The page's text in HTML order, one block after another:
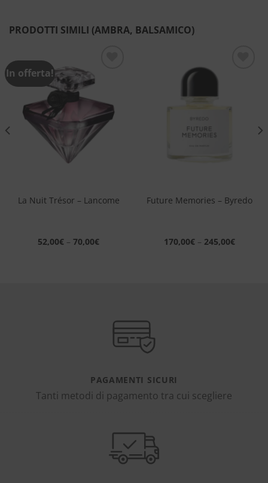
PRODOTTI SIMILI (AMBRA, BALSAMICO)
In offerta!
Aggiungi
dei
desideri
La Nuit Trésor – Lancome
52,00€ – 70,00€
desideri
Future Memories – Byredo
170,00€ – 245,00€
PAGAMENTI SICURI
Tanti metodi di pagamento tra cui scegliere